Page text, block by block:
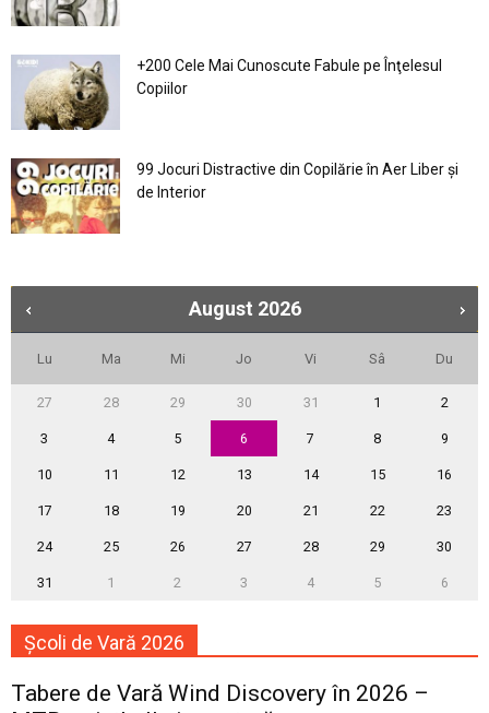
+200 Cele Mai Cunoscute Fabule pe Înţelesul
Copiilor
99 Jocuri Distractive din Copilărie în Aer Liber şi
de Interior
August 2026
Lu Ma Mi Jo Vi Sâ Du
27 28 29 30 31 1 2
3 4 5 6 7 8 9
10 11 12 13 14 15 16
17 18 19 20 21 22 23
24 25 26 27 28 29 30
31 1 2 3 4 5 6
Școli de Vară 2026
Tabere de Vară Wind Discovery în 2026 –